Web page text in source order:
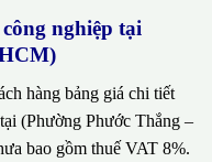
nghiệp tại
hàng bảng giá chi tiết
tại (Phường Phước Thắng –
bao gồm thuế VAT 8%.